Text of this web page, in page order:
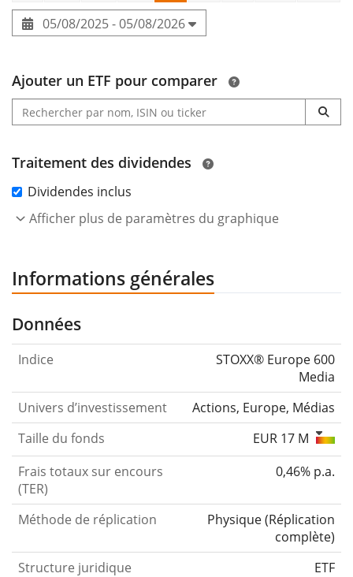
05/08/2025 - 05/08/2026
Ajouter un ETF pour comparer
Traitement des dividendes
Dividendes inclus
Afficher plus de paramètres du graphique
Informations générales
Données
Indice
STOXX® Europe 600
Media
Univers d’investissement
Actions, Europe, Médias
Taille du fonds
EUR 17 M
Frais totaux sur encours
(TER)
0,46% p.a.
Méthode de réplication Physique(Réplication
complète)
Structure juridique
ETF